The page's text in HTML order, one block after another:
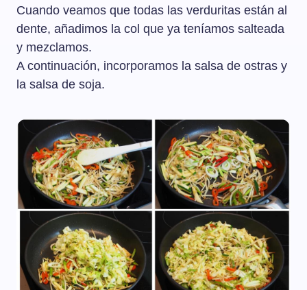
Cuando veamos que todas las verduritas están al
dente, añadimos la col que ya teníamos salteada
y mezclamos.
A continuación, incorporamos la salsa de ostras y
la salsa de soja.